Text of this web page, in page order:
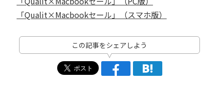
「Qualit×Macbookセール」（スマホ版）
この記事をシェアしよう